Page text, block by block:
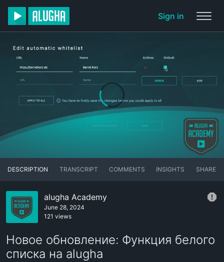
Sign in
DESCRIPTION TRANSCRIPT COMMENTS INSIGHTS SHARE
alugha Academy
June 28, 2024
121 views
Новое обновление: Функция белого
списка на alugha